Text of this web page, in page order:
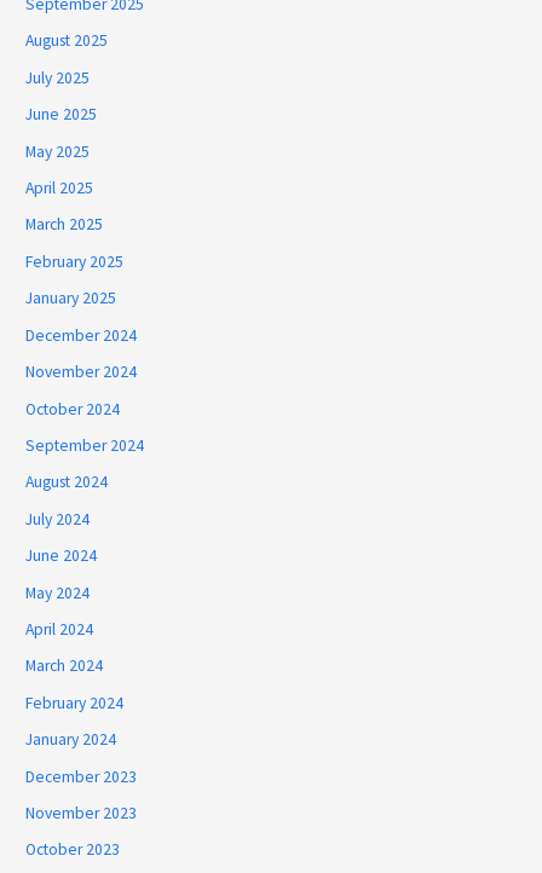
September 2025
August 2025
July 2025
June 2025
May 2025
April 2025
March 2025
February 2025
January 2025
December 2024
November 2024
October 2024
September 2024
August 2024
July 2024
June 2024
May 2024
April 2024
March 2024
February 2024
January 2024
December 2023
November 2023
October 2023